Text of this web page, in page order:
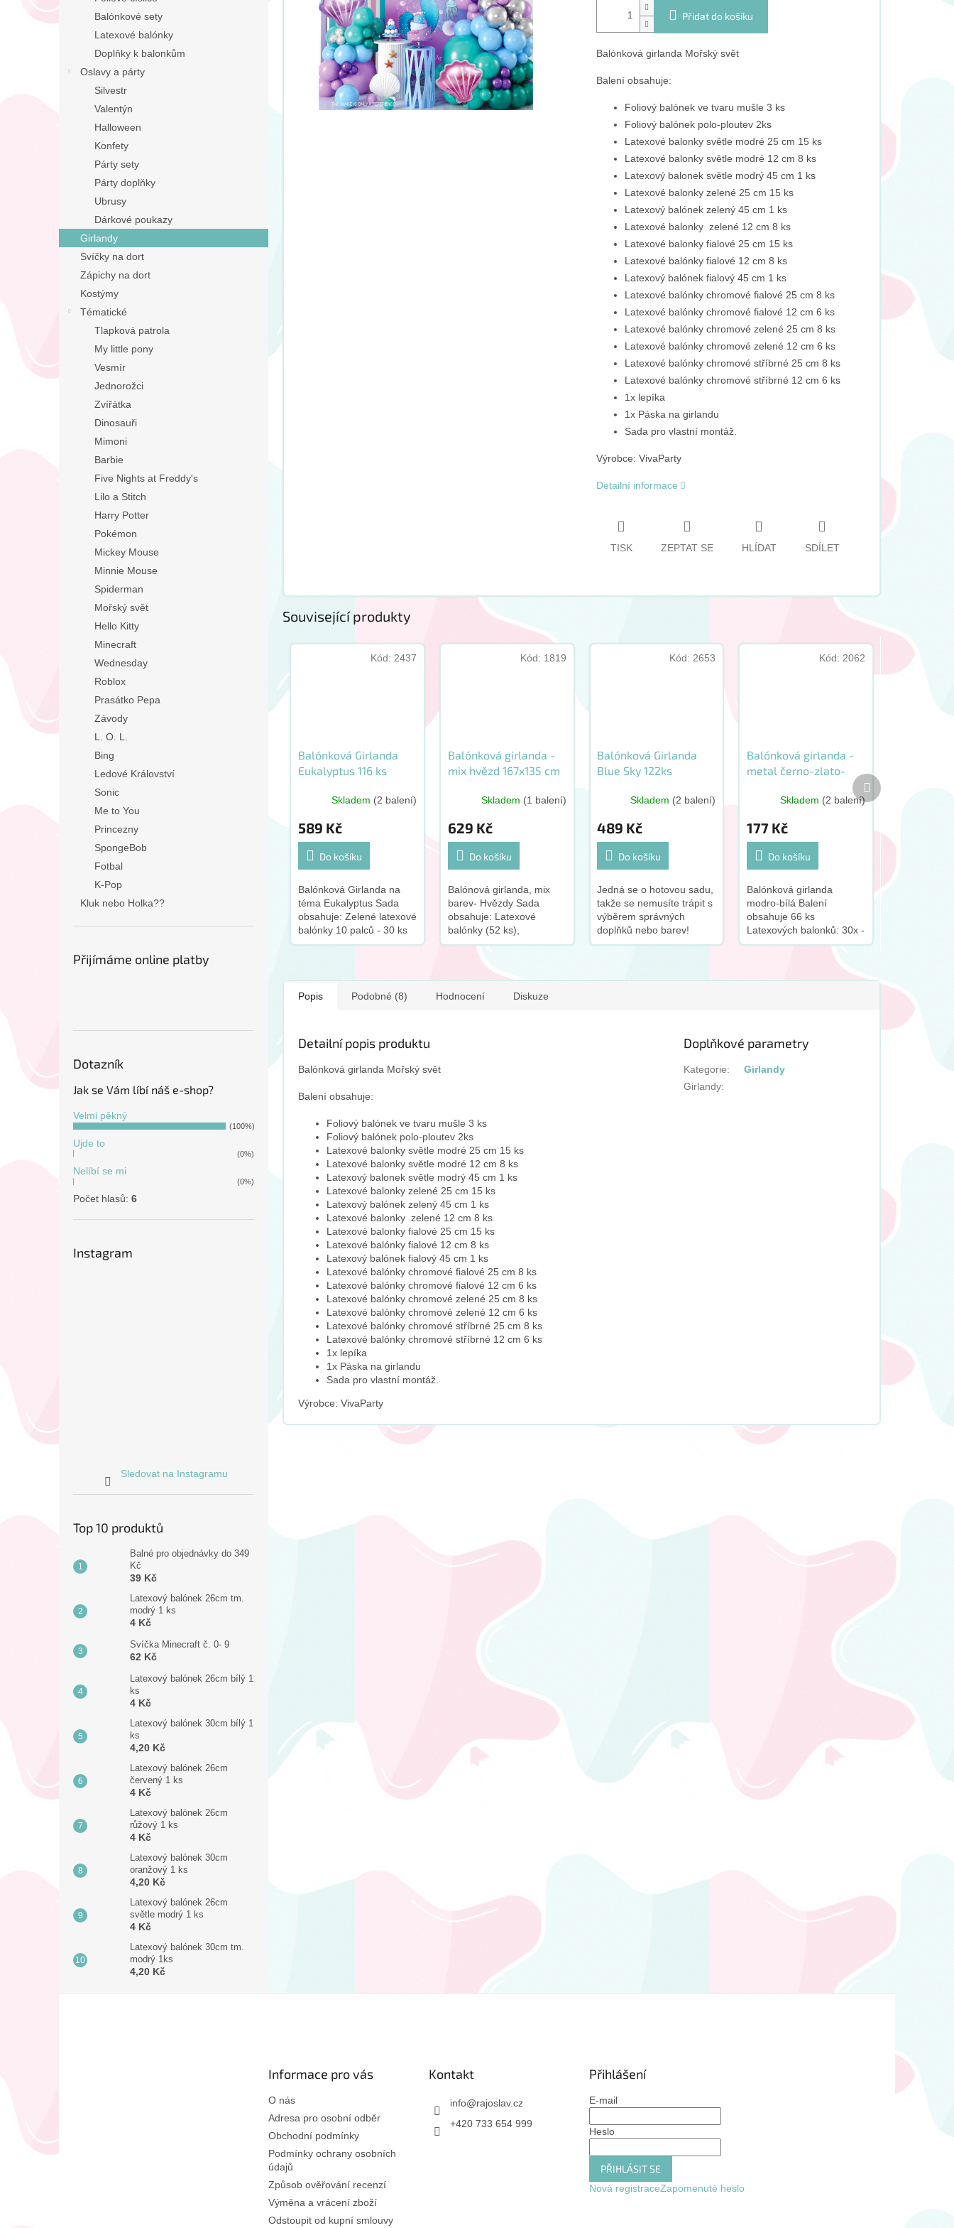
n
e
Balónkové sety
Latexové balónky
Doplňky k balonkům
Oslavy a párty
Silvestr
Valentýn
Halloween
Konfety
Párty sety
Párty doplňky
Ubrusy
Dárkové poukazy
Girlandy
Svíčky na dort
Zápichy na dort
Kostýmy
Tématické
Tlapková patrola
My little pony
Vesmír
Jednorožci
Zvířátka
Dinosauři
Mimoni
Barbie
Five Nights at Freddy's
Lilo a Stitch
Harry Potter
Pokémon
Mickey Mouse
Minnie Mouse
Spiderman
Mořský svět
Hello Kitty
Minecraft
Wednesday
Roblox
Prasátko Pepa
Závody
L. O. L.
Bing
Ledové Království
Sonic
Me to You
Princezny
SpongeBob
Fotbal
K-Pop
Kluk nebo Holka??
Přijímáme online platby
Dotazník
Jak se Vám líbí náš e-shop?
Velmi pěkný
(100%)
Ujde to
(0%)
Nelíbí se mi
(0%)
Počet hlasů: 6
Instagram
Sledovat na Instagramu
Top 10 produktů
Balné pro objednávky do 349
Kč
39 Kč
Latexový balónek 26cm tm.
modrý 1 ks
4 Kč
Svíčka Minecraft č. 0- 9
62 Kč
Latexový balónek 26cm bílý 1
ks
4 Kč
Latexový balónek 30cm bílý 1
ks
4,20 Kč
Latexový balónek 26cm
červený 1 ks
4 Kč
Latexový balónek 26cm
růžový 1 ks
4 Kč
Latexový balónek 30cm
oranžový 1 ks
4,20 Kč
Latexový balónek 26cm
světle modrý 1 ks
4 Kč
Latexový balónek 30cm tm.
modrý 1ks
4,20 Kč
Přidat do košíku
Balónková girlanda Mořský svět
Balení obsahuje:
Foliový balónek ve tvaru mušle 3 ks
Foliový balónek polo-ploutev 2ks
Latexové balonky světle modré 25 cm 15 ks
Latexové balonky světle modré 12 cm 8 ks
Latexový balonek světle modrý 45 cm 1 ks
Latexové balonky zelené 25 cm 15 ks
Latexový balónek zelený 45 cm 1 ks
Latexové balonky zelené 12 cm 8 ks
Latexové balonky fialové 25 cm 15 ks
Latexové balónky fialové 12 cm 8 ks
Latexový balónek fialový 45 cm 1 ks
Latexové balónky chromové fialové 25 cm 8 ks
Latexové balónky chromové fialové 12 cm 6 ks
Latexové balónky chromové zelené 25 cm 8 ks
Latexové balónky chromové zelené 12 cm 6 ks
Latexové balónky chromové stříbrné 25 cm 8 ks
Latexové balónky chromové stříbrné 12 cm 6 ks
1x lepíka
1x Páska na girlandu
Sada pro vlastní montáž.
Výrobce: VivaParty
Detailní informace
TISK ZEPTAT SE HLÍDAT SDÍLET
Související produkty
Balónková Girlanda
Eukalyptus 116 ks
Skladem (2 balení)
589 Kč
Do košíku
Balónková Girlanda na
téma Eukalyptus Sada
obsahuje: Zelené latexové
balónky 10 palců - 30 ks
Zelené latexové balónky
20 ks...
Kód: 2437
Balónková girlanda -
mix hvězd 167x135 cm
Skladem (1 balení)
629 Kč
Do košíku
Balónová girlanda, mix
barev- Hvězdy Sada
obsahuje: Latexové
balónky (52 ks),
Modelovací balónek (1
ks), Fóliové balónky (6
ks), Girlanda (1 ks),
Pěnová páska (30 ks),
Papírové...
Kód: 1819
Balónková Girlanda
Blue Sky 122ks
Skladem (2 balení)
489 Kč
Do košíku
Jedná se o hotovou sadu,
takže se nemusíte trápit s
výběrem správných
doplňků nebo barev!
Lepicí tečky a girlandová
proces...
Kód: 2653
Balónková girlanda -
metal černo-zlato-
Skladem (2 balení)
177 Kč
Do košíku
Balónková girlanda
modro-bílá Balení
obsahuje 66 ks
Latexových balonků: 30x -
A50 - 13cm 30x - G90 -
26cm 5x - GS120 - 33cm
1x - páska - 3m Velikost...
Kód: 2062
Další
produkt
Popis Podobné (8) Hodnocení Diskuze
Detailní popis produktu
Balónková girlanda Mořský svět
Balení obsahuje:
Foliový balónek ve tvaru mušle 3 ks
Foliový balónek polo-ploutev 2ks
Latexové balonky světle modré 25 cm 15 ks
Latexové balonky světle modré 12 cm 8 ks
Latexový balonek světle modrý 45 cm 1 ks
Latexové balonky zelené 25 cm 15 ks
Latexový balónek zelený 45 cm 1 ks
Latexové balonky zelené 12 cm 8 ks
Latexové balonky fialové 25 cm 15 ks
Latexové balónky fialové 12 cm 8 ks
Latexový balónek fialový 45 cm 1 ks
Latexové balónky chromové fialové 25 cm 8 ks
Latexové balónky chromové fialové 12 cm 6 ks
Latexové balónky chromové zelené 25 cm 8 ks
Latexové balónky chromové zelené 12 cm 6 ks
Latexové balónky chromové stříbrné 25 cm 8 ks
Latexové balónky chromové stříbrné 12 cm 6 ks
1x lepíka
1x Páska na girlandu
Sada pro vlastní montáž.
Výrobce: VivaParty
Doplňkové parametry
Kategorie:
Girlandy
Girlandy:
Informace pro vás
O nás
Adresa pro osobní odběr
Obchodní podmínky
Podmínky ochrany osobních
údajů
Způsob ověřování recenzí
Výměna a vrácení zboží
Odstoupit od kupní smlouvy
Kontakt
info@rajoslav.cz
+420 733 654 999
Přihlášení
E-mail
Heslo
PŘIHLÁSIT SE
Nová registraceZapomenuté heslo